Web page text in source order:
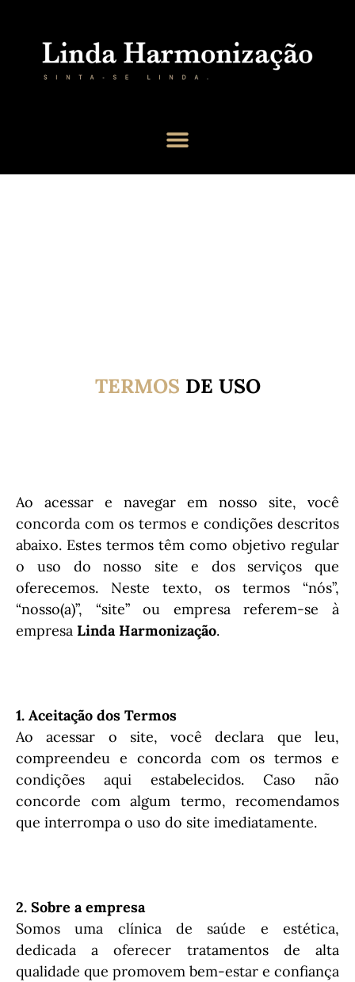
TERMOS DE USO
Ao acessar e navegar em nosso site, você
concorda com os termos e condições descritos
abaixo. Estes termos têm como objetivo regular
o uso do nosso site e dos serviços que
oferecemos. Neste texto, os termos “nós”,
“nosso(a)”, “site” ou empresa referem-se à
empresa Linda Harmonização.
1. Aceitação dos Termos
Ao acessar o site, você declara que leu,
compreendeu e concorda com os termos e
condições aqui estabelecidos. Caso não
concorde com algum termo, recomendamos
que interrompa o uso do site imediatamente.
2. Sobre a empresa
Somos uma clínica de saúde e estética,
dedicada a oferecer tratamentos de alta
qualidade que promovem bem-estar e confiança